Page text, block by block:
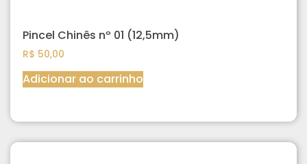
Pincel Chinês nº 01 (12,5mm)
R$ 50,00
Adicionar ao carrinho